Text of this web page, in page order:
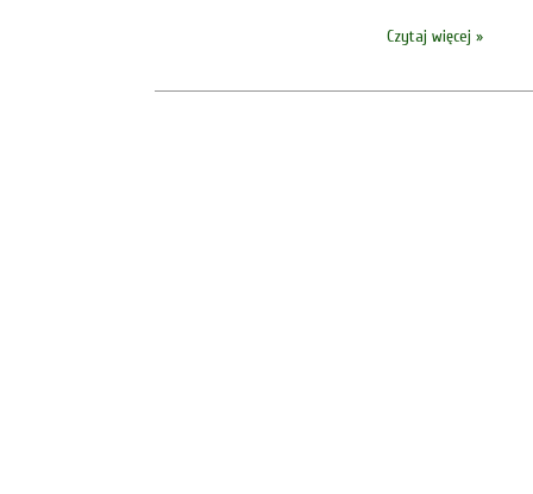
Czytaj więcej »